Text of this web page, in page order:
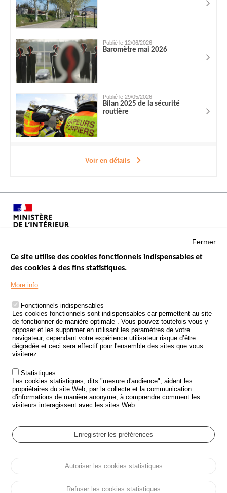
Publié le 12/06/2026
Baromètre mai 2026
Publié le 29/05/2026
Bilan 2025 de la sécurité
routière
Voir en détails
Menu
Footer
LES SITES PUBLICS
ÉTAT DE L’INSÉCURITÉ ROUTIÈRE
TRAITEMENT DES DONNÉES PERSONNELLES DES ACCIDENTS DE
LA ROUTE
ETUDES ET RECHERCHES
APPEL À PROJETS
POLITIQUE DE SÉCURITÉ ROUTIÈRE
Outils
AGENDA
GLOSSAIRE
Cookie settings
Protection des données personnelles et Cookies
Fermer
Ce site utilise des cookies fonctionnels indispensables et
des cookies à des fins statistiques.
More info
Fonctionnels indispensables
Les cookies fonctionnels sont indispensables car permettent au site
de fonctionner de manière optimale . Vous pouvez toutefois vous y
opposer et les supprimer en utilisant les paramètres de votre
navigateur, cependant votre expérience utilisateur risque d’être
dégradée et ceci sera effectif pour l'ensemble des sites que vous
visiterez.
Statistiques
Les cookies statistiques, dits "mesure d'audience", aident les
propriétaires du site Web, par la collecte et la communication
d'informations de manière anonyme, à comprendre comment les
visiteurs interagissent avec les sites Web.
Enregistrer les préférences
Autoriser les cookies statistiques
Refuser les cookies statistiques